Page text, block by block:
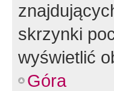
skrzynki
wyświetlić
Góra